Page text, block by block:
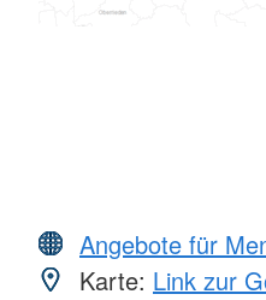
Angebote für
Karte: Link zur